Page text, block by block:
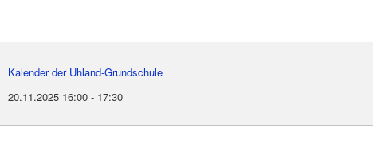
Kalender der Uhland-Grundschule
20.11.2025 16:00 - 17:30